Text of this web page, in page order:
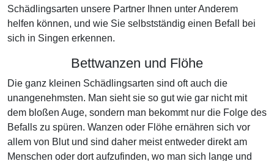
Schädlingsarten unsere Partner Ihnen unter Anderem
helfen können, und wie Sie selbstständig einen Befall bei
sich in Singen erkennen.
Bettwanzen und Flöhe
Die ganz kleinen Schädlingsarten sind oft auch die
unangenehmsten. Man sieht sie so gut wie gar nicht mit
dem bloßen Auge, sondern man bekommt nur die Folge des
Befalls zu spüren. Wanzen oder Flöhe ernähren sich vor
allem von Blut und sind daher meist entweder direkt am
Menschen oder dort aufzufinden, wo man sich lange und